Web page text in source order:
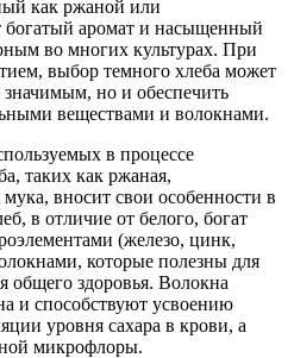
как ржаной или
богатый аромат и насыщенный
во многих культурах. При
выбор темного хлеба может
значимым, но и обеспечить
веществами и волокнами.
в процессе
таких как ржаная,
вносит свои особенности в
в отличие от белого, богат
(железо, цинк,
которые полезны для
общего здоровья. Волокна
и способствуют усвоению
уровня сахара в крови, а
микрофлоры.